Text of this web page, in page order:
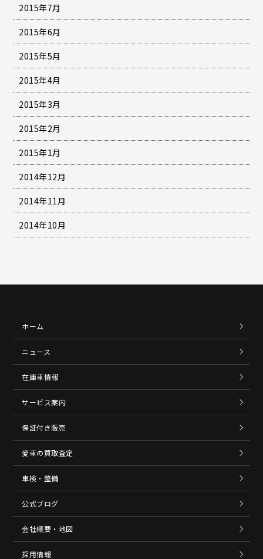
2015年7月
2015年6月
2015年5月
2015年4月
2015年3月
2015年2月
2015年1月
2014年12月
2014年11月
2014年10月
ホーム
ニュース
在庫車情報
サービス案内
保証付き販売
愛車の買取査定
車検・整備
公式ブログ
会社概要・地図
採用情報